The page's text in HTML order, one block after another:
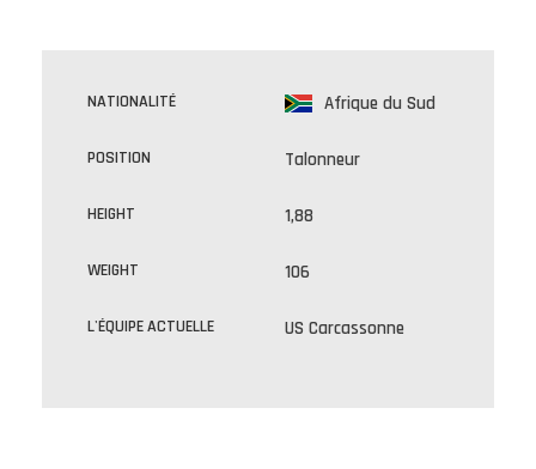
NATIONALITÉ Afrique du Sud
POSITION Talonneur
HEIGHT 1,88
WEIGHT 106
L'ÉQUIPE ACTUELLE US Carcassonne